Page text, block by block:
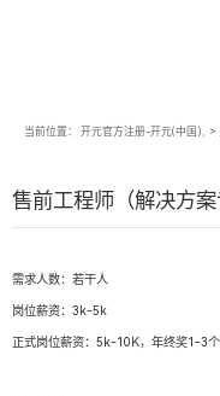
当前位置： 开元官方注册-开元(中国), >
售前工程师（解决方
需求人数：若干人
岗位薪资：3k-5k
正式岗位薪资：5k-10K，年终奖1-3个